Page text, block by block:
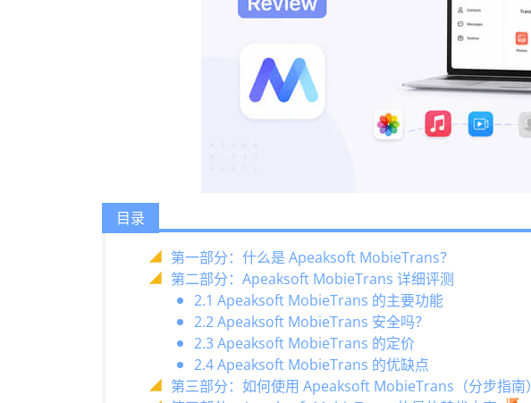
目录
第一部分：什么是 Apeaksoft MobieTrans？
第二部分：Apeaksoft MobieTrans 详细评测
2.1 Apeaksoft MobieTrans 的主要功能
2.2 Apeaksoft MobieTrans 安全吗？
2.3 Apeaksoft MobieTrans 的定价
2.4 Apeaksoft MobieTrans 的优缺点
第三部分：如何使用 Apeaksoft MobieTrans（分步指南）